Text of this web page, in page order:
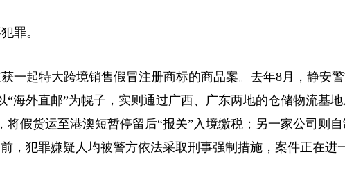
罪。
起特大跨境销售假冒注册商标的商品案。去年8月，静安
“海外直邮”为幌子，实则通过广西、广东两地的仓储物流基
将假货运至港澳短暂停留后“报关”入境缴税；另一家公司则
，犯罪嫌疑人均被警方依法采取刑事强制措施，案件正在进